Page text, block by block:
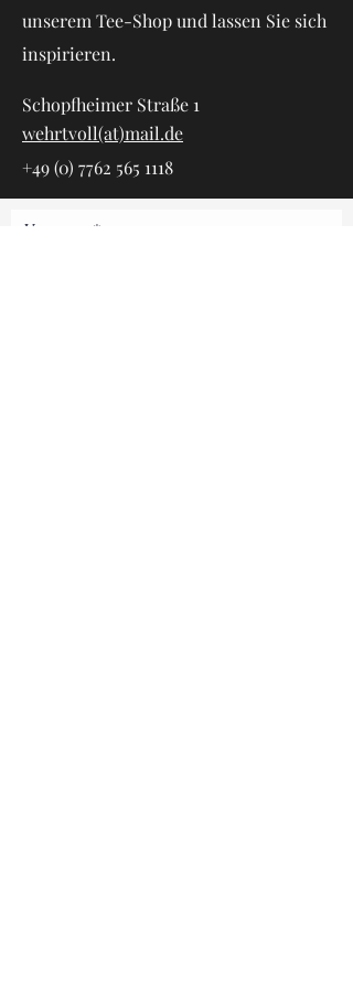
unserem Tee-Shop und lassen Sie sich
inspirieren.
Schopfheimer Straße 1
wehrtvoll(at)mail.de
+49 (0) 7762 565 1118
Vorname